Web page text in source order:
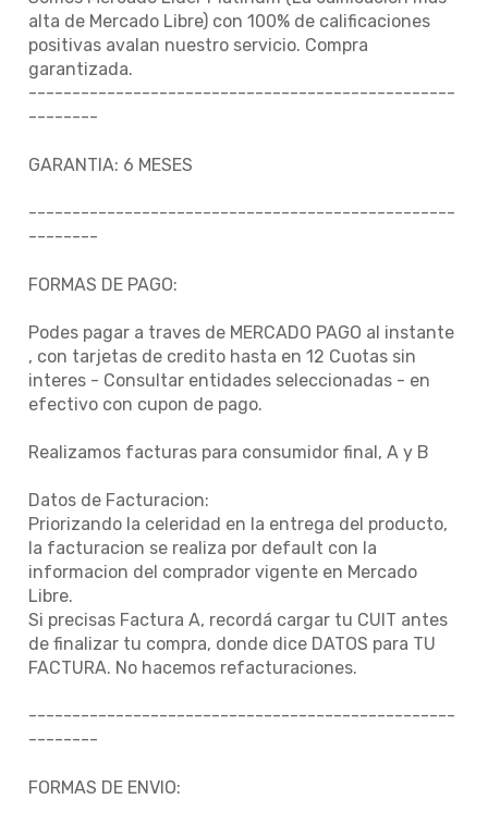
alta de Mercado Libre) con 100% de calificaciones
positivas avalan nuestro servicio. Compra
garantizada.
-------------------------------------------------
--------
GARANTIA: 6 MESES
-------------------------------------------------
--------
FORMAS DE PAGO:
Podes pagar a traves de MERCADO PAGO al instante
, con tarjetas de credito hasta en 12 Cuotas sin
interes - Consultar entidades seleccionadas - en
efectivo con cupon de pago.
Realizamos facturas para consumidor final, A y B
Datos de Facturacion:
Priorizando la celeridad en la entrega del producto,
la facturacion se realiza por default con la
informacion del comprador vigente en Mercado
Libre.
Si precisas Factura A, recordá cargar tu CUIT antes
de finalizar tu compra, donde dice DATOS para TU
FACTURA. No hacemos refacturaciones.
-------------------------------------------------
--------
FORMAS DE ENVIO: